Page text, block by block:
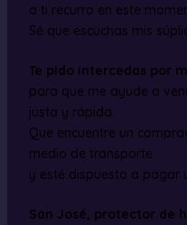
a ti recurro en este
Sé que escuchas mis
Te pido intercedas por
para que me ayude a
justa y rápida.
Que encuentre un
medio de transporte
y esté dispuesto a pagar
San José, protector de